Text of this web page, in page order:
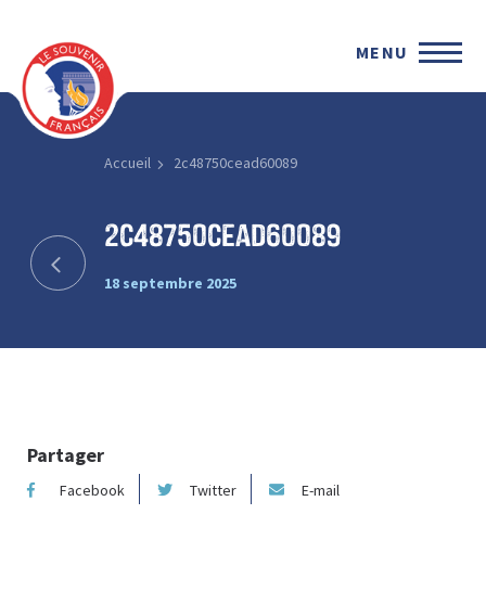
MENU
Accueil 2c48750cead60089
2c48750cead60089
18 septembre 2025
Partager
Facebook Twitter E-mail